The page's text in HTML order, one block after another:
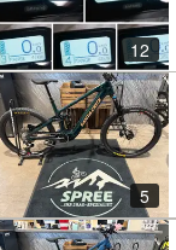
12
5